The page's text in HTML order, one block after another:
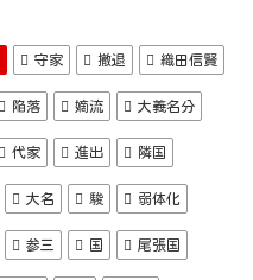
守家 撤退 織田信賢
陥落 嫡流 大義名分
代家 進出 隣国
大名 駿 弱体化
参三 国 尾張国